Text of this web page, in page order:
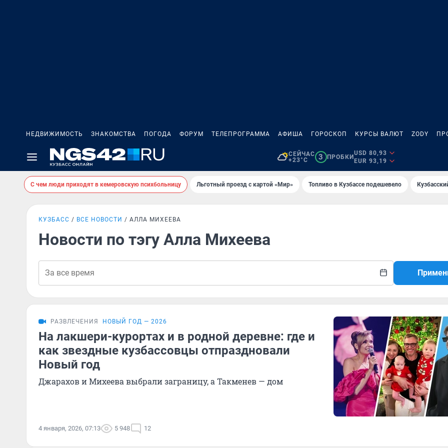
НЕДВИЖИМОСТЬ ЗНАКОМСТВА ПОГОДА ФОРУМ ТЕЛЕПРОГРАММА АФИША ГОРОСКОП КУРСЫ ВАЛЮТ ZODY
СЕЙЧАС
+23°C
3 ПРОБКИ
USD 80,93
EUR 93,19
С чем люди приходят в кемеровскую психбольницу Льготный проезд с картой «Мир» Топливо в Кузбассе подешевело
КУЗБАСС ВСЕ НОВОСТИ АЛЛА МИХЕЕВА
Новости по тэгу Алла Михеева
РАЗВЛЕЧЕНИЯ НОВЫЙ ГОД — 2026
На лакшери-курортах и в родной деревне: где и
как звездные кузбассовцы отпраздновали
Новый год
Джарахов и Михеева выбрали заграницу, а Такменев — дом
4 января, 2026, 07:13 5 948 12